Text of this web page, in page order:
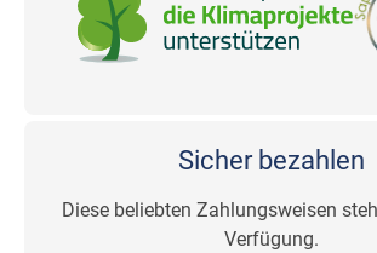
Sicher bezahlen
Diese beliebten Zahlungsweisen
Verfügung.